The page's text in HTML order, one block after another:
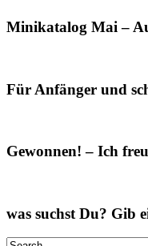
Minikatalog Mai –
Für Anfänger und
Gewonnen! – Ich
was suchst Du? Gib